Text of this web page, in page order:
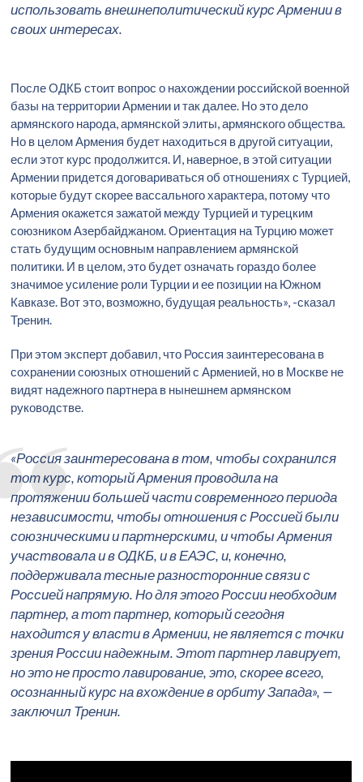
использовать внешнеполитический курс Армении в
своих интересах.
После ОДКБ стоит вопрос о нахождении российской военной
базы на территории Армении и так далее. Но это дело
армянского народа, армянской элиты, армянского общества.
Но в целом Армения будет находиться в другой ситуации,
если этот курс продолжится. И, наверное, в этой ситуации
Армении придется договариваться об отношениях с Турцией,
которые будут скорее вассального характера, потому что
Армения окажется зажатой между Турцией и турецким
союзником Азербайджаном. Ориентация на Турцию может
стать будущим основным направлением армянской
политики. И в целом, это будет означать гораздо более
значимое усиление роли Турции и ее позиции на Южном
Кавказе. Вот это, возможно, будущая реальность», -сказал
Тренин.
При этом эксперт добавил, что Россия заинтересована в
сохранении союзных отношений с Арменией, но в Москве не
видят надежного партнера в нынешнем армянском
руководстве.
«Россия заинтересована в том, чтобы сохранился
тот курс, который Армения проводила на
протяжении большей части современного периода
независимости, чтобы отношения с Россией были
союзническими и партнерскими, и чтобы Армения
участвовала и в ОДКБ, и в ЕАЭС, и, конечно,
поддерживала тесные разносторонние связи с
Россией напрямую. Но для этого России необходим
партнер, а тот партнер, который сегодня
находится у власти в Армении, не является с точки
зрения России надежным. Этот партнер лавирует,
но это не просто лавирование, это, скорее всего,
осознанный курс на вхождение в орбиту Запада», —
заключил Тренин.